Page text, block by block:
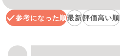
参考になった順最新評価高い順